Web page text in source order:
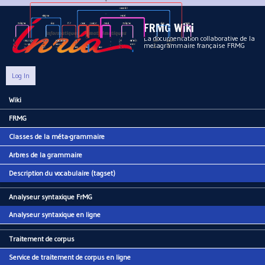
Aller au contenu principal
FRMG Wiki
La documentation collaborative de la
metagrammaire française FRMG
Log In
Main menu
Wiki
FRMG
Classes de la méta-grammaire
Arbres de la grammaire
Description du vocabulaire (tagset)
Analyseur syntaxique FrMG
Analyseur syntaxique en ligne
Traitement de corpus
Service de traitement de corpus en ligne